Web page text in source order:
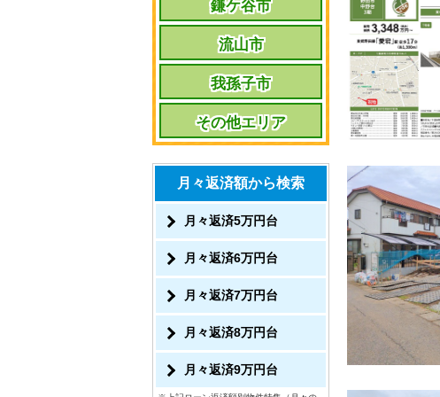
鎌ケ谷市
流山市
我孫子市
その他エリア
月々返済額から検索
月々返済5万円台
月々返済6万円台
月々返済7万円台
月々返済8万円台
月々返済9万円台